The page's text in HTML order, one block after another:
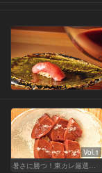
Vol.1
暑さに勝つ！東カレ厳選ホルモン特集